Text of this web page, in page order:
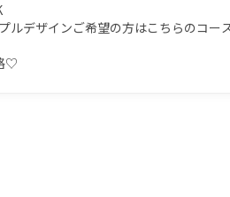
ルデザインご希望の方はこちらのコー
♡